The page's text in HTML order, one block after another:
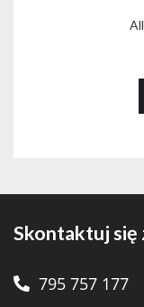
Skontaktuj się
795 757 177